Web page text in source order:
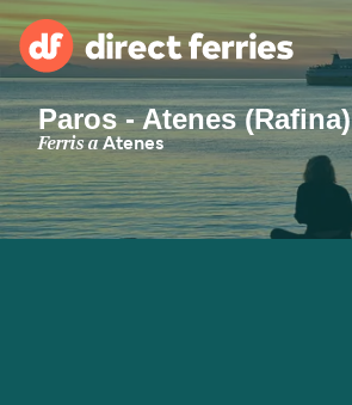
Països
Bitllets de Ferry
Paros - Atenes (Rafina)
Ferris aAtenes